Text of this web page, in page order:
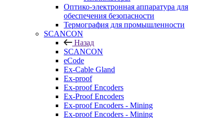
Оптико-электронная аппаратура для
обеспечения безопасности
Термография для промышленности
SCANCON
Назад
SCANCON
eCode
Ex-Cable Gland
Ex-proof
Ex-proof Encoders
Ex-Proof Encoders
Ex-proof Encoders - Mining
Ex-proof Encoders - Mining